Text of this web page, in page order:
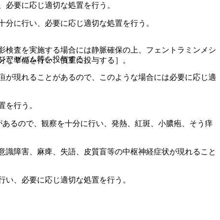
査を実施する場合には静脈確保の上、フェントラミンメシ
準備を行い、慎重に投与する］。
要に応じ適切な処置を行う。
に行い、必要に応じ適切な処置を行う。
アゼパム等を投与する。
現れることがあるので、このような場合には必要に応じ適
を行う。
るので、観察を十分に行い、発熱、紅斑、小膿疱、そう痒
障害、麻痺、失語、皮質盲等の中枢神経症状が現れること
、必要に応じ適切な処置を行う。